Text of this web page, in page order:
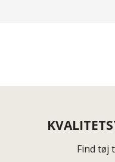
Find tøj